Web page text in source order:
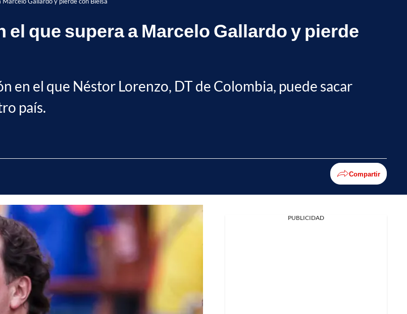
que supera a Marcelo Gallardo y pierde
en el que Néstor Lorenzo, DT de Colombia, puede sacar
país.
Compartir
PUBLICIDAD